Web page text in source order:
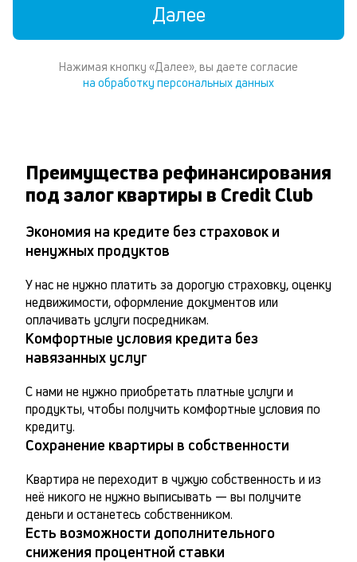
Далее
Нажимая кнопку «Далее», вы даете согласие
на обработку персональных данных
Преимущества рефинансирования
под залог квартиры в Credit Club
Экономия на кредите без страховок и
ненужных продуктов
У нас не нужно платить за дорогую страховку, оценку
недвижимости, оформление документов или
оплачивать услуги посредникам.
Комфортные условия кредита без
навязанных услуг
С нами не нужно приобретать платные услуги и
продукты, чтобы получить комфортные условия по
кредиту.
Сохранение квартиры в собственности
Квартира не переходит в чужую собственность и из
неё никого не нужно выписывать — вы получите
деньги и останетесь собственником.
Есть возможности дополнительного
снижения процентной ставки